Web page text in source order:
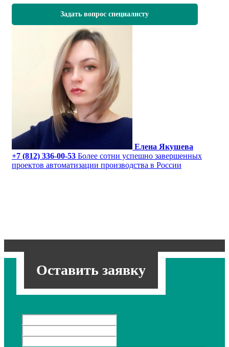
Задать вопрос специалисту
Елена Якушева
+7 (812) 336-00-53 Более сотни успешно завершенных
проектов автоматизации производства в России
Оставить заявку